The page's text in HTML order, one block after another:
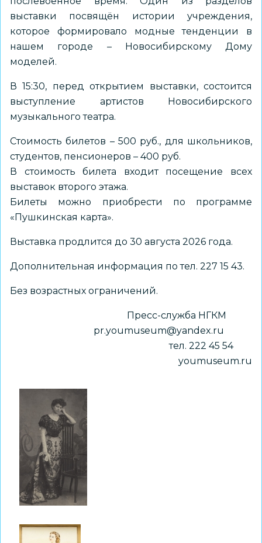
выставки посвящён истории учреждения,
которое формировало модные тенденции в
нашем городе – Новосибирскому Дому
моделей.
В 15:30, перед открытием выставки, состоится
выступление артистов Новосибирского
музыкального театра.
Стоимость билетов – 500 руб., для школьников,
студентов, пенсионеров – 400 руб.
В стоимость билета входит посещение всех
выставок второго этажа.
Билеты можно приобрести по программе
«Пушкинская карта».
Выставка продлится до 30 августа 2026 года.
Дополнительная информация по тел. 227 15 43.
Без возрастных ограничений.
Пресс-служба НГКМ
pr.youmuseum@yandex.ru
тел. 222 45 54
youmuseum.ru